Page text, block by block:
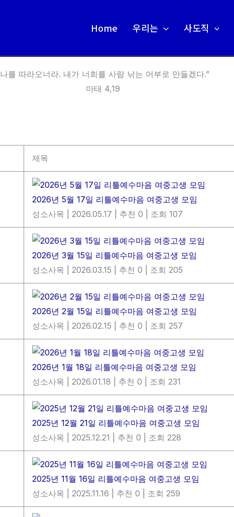
Home 우리는 사도직
를 따라오너라. 내가 너희를 사람 낚는 어부로 만들겠다.”
마태 4,19
제목
2026년 5월 17일 리틀예수마음 여중고생 모임
성소사목
2026.05.17 추천 0 조회 107
2026년 3월 15일 리틀예수마음 여중고생 모임
성소사목
2026.03.15 추천 0 조회 205
2026년 2월 15일 리틀예수마음 여중고생 모임
성소사목
2026.02.15 추천 0 조회 257
2026년 1월 18일 리틀예수마음 여중고생 모임
성소사목
2026.01.18 추천 0 조회 231
2025년 12월 21일 리틀예수마음 여중고생 모임
성소사목
2025.12.21 추천 0 조회 228
2025년 11월 16일 리틀예수마음 여중고생 모임
성소사목
2025.11.16 추천 0 조회 259